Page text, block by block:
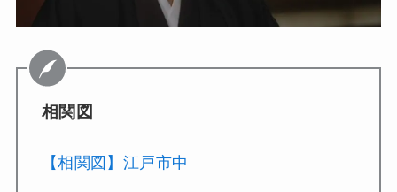
相関図
【相関図】江戸市中